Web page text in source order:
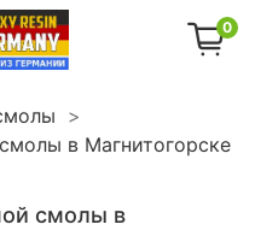
0
в Магнитогорске
смолы в